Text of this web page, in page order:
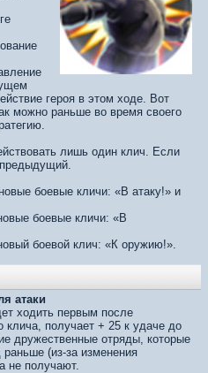
героя в этом ходе. Вот
можно раньше во время своего
лишь один клич. Если
боевые кличи: «В атаку!» и
боевые кличи: «В
боевой клич: «К оружию!».
атаки
ходить первым после
клича, получает + 25 к удаче до
дружественные отряды, которые
раньше (из-за изменения
не получают.